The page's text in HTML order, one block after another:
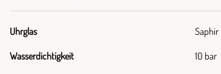
Uhrglas Saphir
Wasserdichtigkeit 10 bar